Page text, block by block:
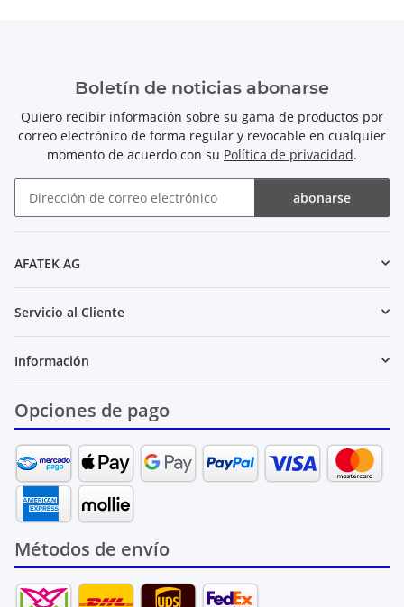
Boletín de noticias abonarse
Quiero recibir información sobre su gama de productos por
correo electrónico de forma regular y revocable en cualquier
momento de acuerdo con su Política de privacidad.
abonarse
AFATEK AG
Servicio al Cliente
Información
Opciones de pago
Métodos de envío